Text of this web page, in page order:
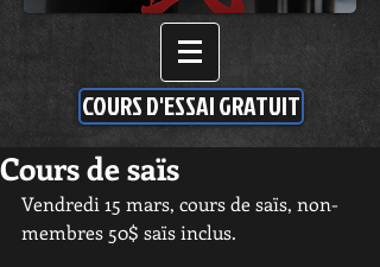
COURS D'ESSAI GRATUIT
Cours de saïs
Vendredi 15 mars, cours de saïs, non-
membres 50$ saïs inclus.